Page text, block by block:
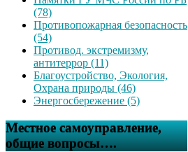
(78)
Противопожарная безопасность
(54)
Противод. экстремизму,
антитеррор (11)
Благоустройство, Экология,
Охрана природы (46)
Энергосбережение (5)
Местное самоуправление,
общие вопросы….